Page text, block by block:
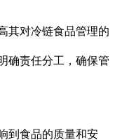
其对冷链食品管理的
确责任分工，确保管
到食品的质量和安